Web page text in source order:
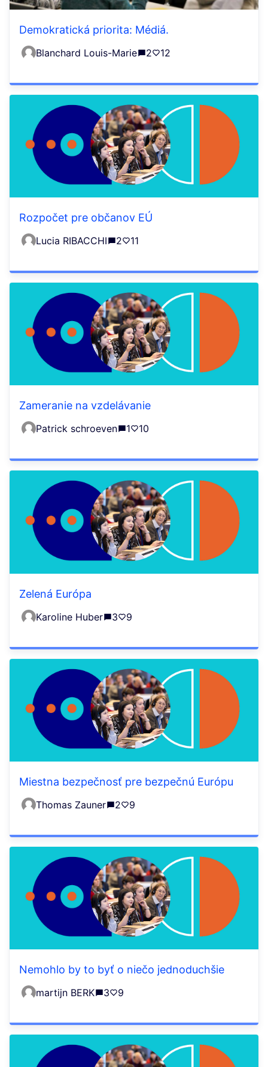
Demokratická priorita: Médiá.
Blanchard Louis-Marie 2 12
Rozpočet pre občanov EÚ
Lucia RIBACCHI 2 11
Zameranie na vzdelávanie
Patrick schroeven 1 10
Zelená Európa
Karoline Huber 3 9
Miestna bezpečnosť pre bezpečnú Európu
Thomas Zauner 2 9
Nemohlo by to byť o niečo jednoduchšie
martijn BERK 3 9